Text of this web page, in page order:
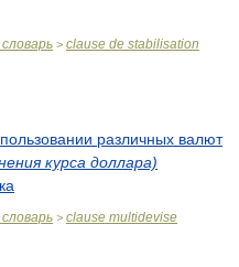
> clause de stabilisation
различных валют
курса доллара)
> clause multidevise